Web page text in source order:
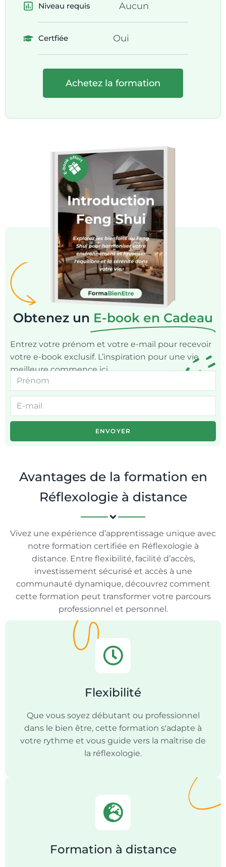
Niveau requis Aucun
Certfiée Oui
Achetez la formation
Obtenez un E-book en Cadeau
Entrez votre prénom et votre e-mail pour recevoir
votre e-book exclusif. L’inspiration pour une vie
meilleure commence ici.
ENVOYER
Avantages de la formation en
Réflexologie à distance
Vivez une expérience d’apprentissage unique avec
notre formation certifiée en Réflexologie à
distance. Entre flexibilité, facilité d’accès,
investissement sécurisé et accès à une
communauté dynamique, découvrez comment
cette formation peut transformer votre parcours
professionnel et personnel.
Flexibilité
Que vous soyez débutant ou professionnel
dans le bien être, cette formation s'adapte à
votre rythme et vous guide vers la maîtrise de
la réflexologie.
Formation à distance